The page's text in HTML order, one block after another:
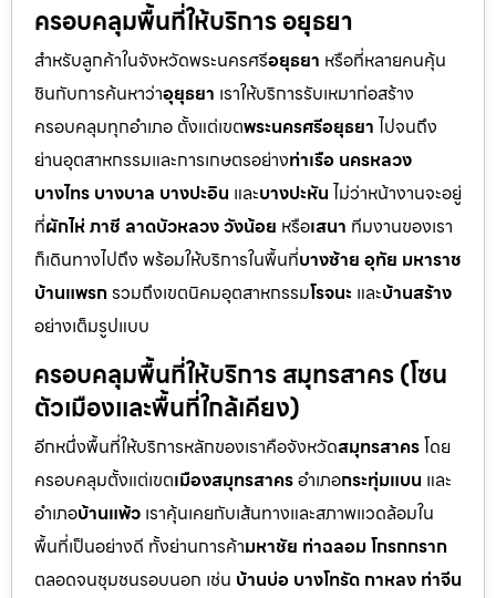
ครอบคลุมพื้นที่ให้บริการ อยุธยา
สำหรับลูกค้าในจังหวัดพระนครศรีอยุธยา หรือที่หลายคนคุ้น
ชินกับการค้นหาว่าอุยุธยา เราให้บริการรับเหมาก่อสร้าง
ครอบคลุมทุกอำเภอ ตั้งแต่เขตพระนครศรีอยุธยา ไปจนถึง
ย่านอุตสาหกรรมและการเกษตรอย่างท่าเรือ นครหลวง
บางไทร บางบาล บางปะอิน และบางปะหัน ไม่ว่าหน้างานจะอยู่
ที่ผักไห่ ภาชี ลาดบัวหลวง วังน้อย หรือเสนา ทีมงานของเรา
ก็เดินทางไปถึง พร้อมให้บริการในพื้นที่บางซ้าย อุทัย มหาราช
บ้านแพรกรวมถึงเขตนิคมอุตสาหกรรมโรจนะ และบ้านสร้าง
อย่างเต็มรูปแบบ
ครอบคลุมพื้นที่ให้บริการ สมุทรสาคร (โซน
ตัวเมืองและพื้นที่ใกล้เคียง)
อีกหนึ่งพื้นที่ให้บริการหลักของเราคือจังหวัดสมุทรสาครโดย
ครอบคลุมตั้งแต่เขตเมืองสมุทรสาครอำเภอกระทุ่มแบน และ
อำเภอบ้านแพ้ว เราคุ้นเคยกับเส้นทางและสภาพแวดล้อมใน
พื้นที่เป็นอย่างดี ทั้งย่านการค้ามหาชัย ท่าฉลอม โกรกกราก
ตลอดจนชุมชนรอบนอก เช่น บ้านบ่อ บางโทรัด กาหลง ท่าจีน